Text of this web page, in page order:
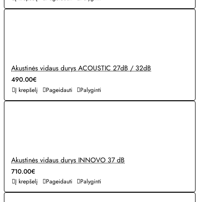
Akustinės vidaus durys ACOUSTIC 27dB / 32dB
490.00€
Į krepšelį Pageidauti Palyginti
Akustinės vidaus durys INNOVO 37 dB
710.00€
Į krepšelį Pageidauti Palyginti